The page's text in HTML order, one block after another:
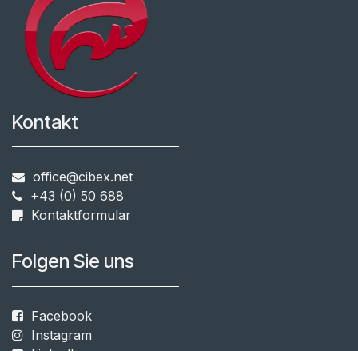
Kontakt
office@cibex.net
+43 (0) 50 688
Kontaktformular
Folgen Sie uns
Facebook
Instagram